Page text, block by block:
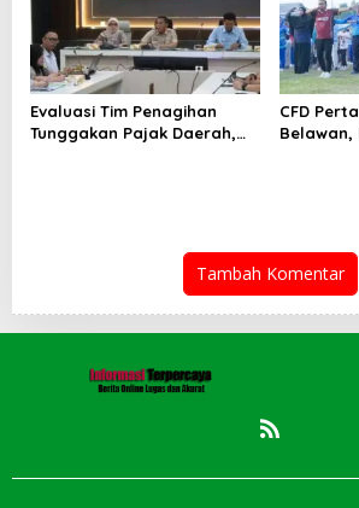
Evaluasi Tim Penagihan
Tunggakan Pajak Daerah,
CFD
Belawan,
Tambah Komentar